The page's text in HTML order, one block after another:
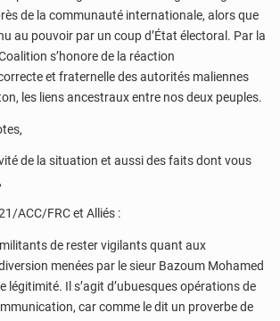
de la communauté internationale, alors que
au pouvoir par un coup d’État électoral. Par la
s’honore de la réaction
et fraternelle des autorités maliennes
les liens ancestraux entre nos deux peuples.
de la situation et aussi des faits dont vous
ACC/FRC et Alliés :
de rester vigilants quant aux
menées par le sieur Bazoum Mohamed
légitimité. Il s’agit d’ubuesques opérations de
car comme le dit un proverbe de